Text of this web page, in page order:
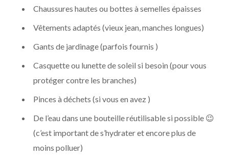
Chaussures hautes ou bottes à semelles épaisses
Vêtements adaptés (vieux jean, manches longues)
Gants de jardinage (parfois fournis )
Casquette ou lunette de soleil si besoin (pour vous
protéger contre les branches)
Pinces à déchets (si vous en avez )
De l’eau dans une bouteille réutilisable si possible 😉
(c’est important de s’hydrater et encore plus de
moins polluer)